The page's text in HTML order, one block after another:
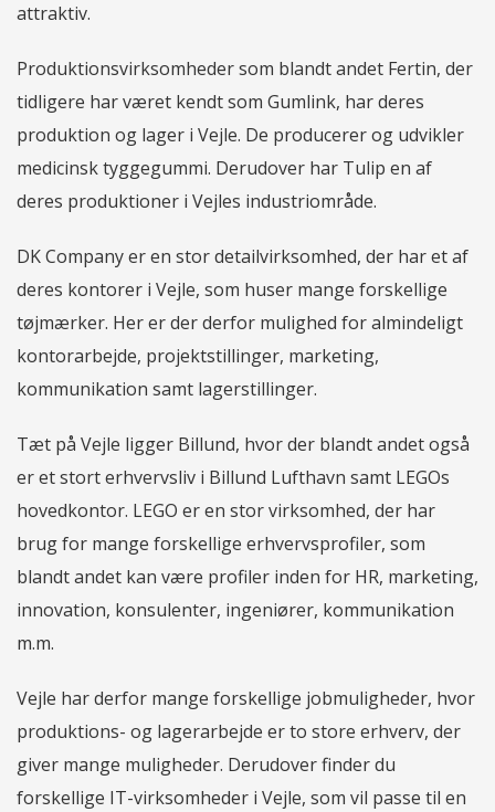
attraktiv.
Produktionsvirksomheder som blandt andet Fertin, der
tidligere har været kendt som Gumlink, har deres
produktion og lager i Vejle. De producerer og udvikler
medicinsk tyggegummi. Derudover har Tulip en af
deres produktioner i Vejles industriområde.
DK Company er en stor detailvirksomhed, der har et af
deres kontorer i Vejle, som huser mange forskellige
tøjmærker. Her er der derfor mulighed for almindeligt
kontorarbejde, projektstillinger, marketing,
kommunikation samt lagerstillinger.
Tæt på Vejle ligger Billund, hvor der blandt andet også
er et stort erhvervsliv i Billund Lufthavn samt LEGOs
hovedkontor. LEGO er en stor virksomhed, der har
brug for mange forskellige erhvervsprofiler, som
blandt andet kan være profiler inden for HR, marketing,
innovation, konsulenter, ingeniører, kommunikation
m.m.
Vejle har derfor mange forskellige jobmuligheder, hvor
produktions- og lagerarbejde er to store erhverv, der
giver mange muligheder. Derudover finder du
forskellige IT-virksomheder i Vejle, som vil passe til en